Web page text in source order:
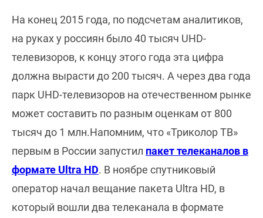
На конец 2015 года, по подсчетам аналитиков,
на руках у россиян было 40 тысяч UHD-
телевизоров, к концу этого года эта цифра
должна вырасти до 200 тысяч. А через два года
парк UHD-телевизоров на отечественном рынке
может составить по разным оценкам от 800
тысяч до 1 млн.Напомним, что «Триколор ТВ»
первым в России запустил пакет телеканалов в
формате Ultra HD. В ноябре спутниковый
оператор начал вещание пакета Ultra HD, в
который вошли два телеканала в формате